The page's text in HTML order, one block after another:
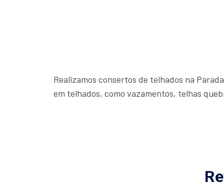
Realizamos consertos de telhados na
em telhados, como vazamentos, telhas